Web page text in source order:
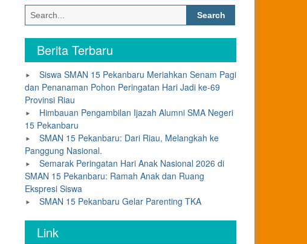
Search
for:
Berita Terbaru
Siswa SMAN 15 Pekanbaru Meriahkan Senam Pagi
dan Penanaman Pohon Peringatan Hari Jadi ke-69
Provinsi Riau
Himbauan Pengambilan Ijazah Alumni SMA Negeri
15 Pekanbaru
SMAN 15 Pekanbaru: Dari Riau, Melangkah ke
Panggung Nasional.
Semarak Peringatan Hari Anak Nasional 2026 di
SMAN 15 Pekanbaru: Ramah Anak dan Ruang
Ekspresi Siswa
SMAN 15 Pekanbaru Gelar Parenting TKA
Link